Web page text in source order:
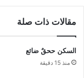
مقالات ذات صلة
السكن ححقٌ ضائع
منذ 15 دقيقة